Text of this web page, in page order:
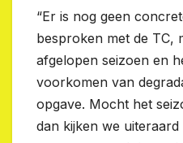
“Er is nog geen
besproken met de TC,
afgelopen seizoen en
voorkomen van
opgave. Mocht het
dan kijken we